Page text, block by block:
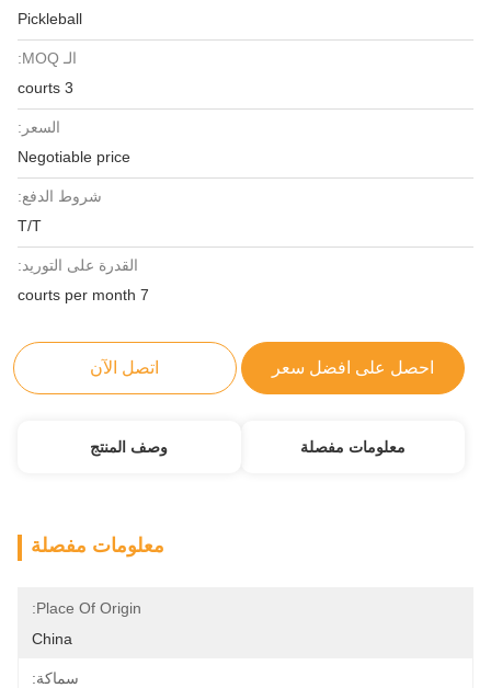
Pickleball
الـ MOQ:
السعر:
Negotiable price
شروط الدفع:
T/T
القدرة على التوريد:
احصل على افضل سعر اتصل الآن
معلومات مفصلة وصف المنتج
معلومات مفصلة
Place Of Origin:
China
سماكة: